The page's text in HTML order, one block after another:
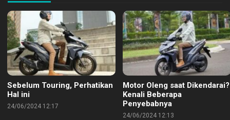
Sebelum Touring, Perhatikan
Hal ini
24/06/2024 12:17
Motor Oleng saat Dikendarai?
Kenali Beberapa
Penyebabnya
24/06/2024 12:13